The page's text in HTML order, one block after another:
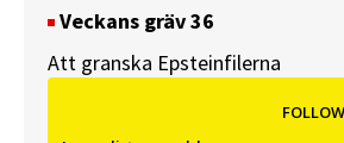
Veckans gräv 36
Att granska Epsteinfilerna